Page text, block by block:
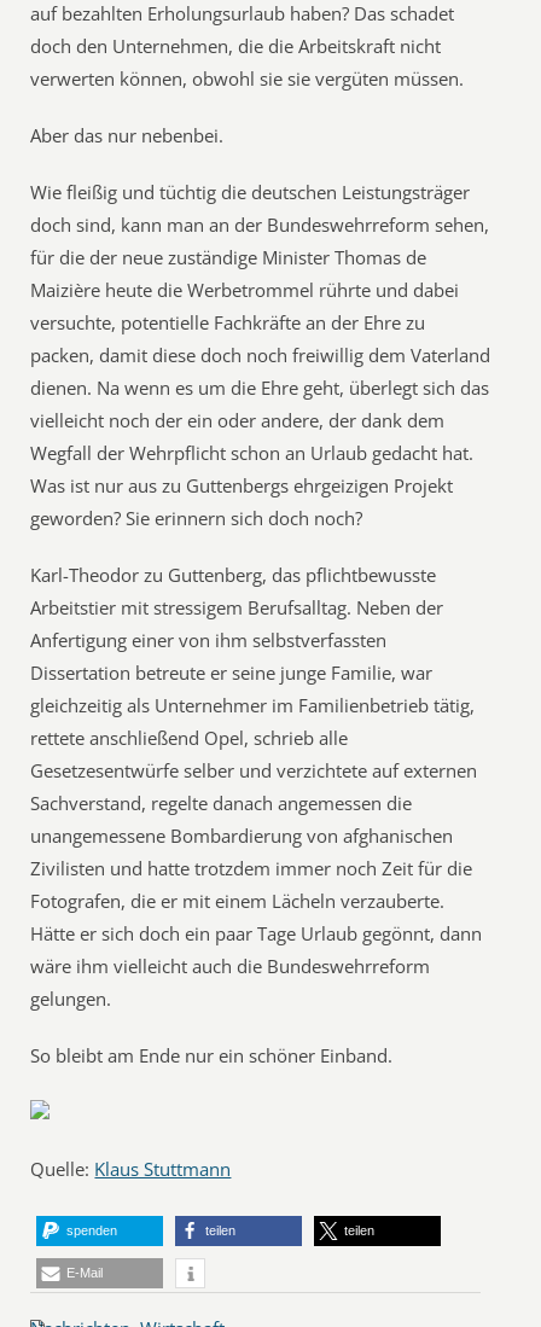
auf bezahlten Erholungsurlaub haben? Das schadet
doch den Unternehmen, die die Arbeitskraft nicht
verwerten können, obwohl sie sie vergüten müssen.
Aber das nur nebenbei.
Wie fleißig und tüchtig die deutschen Leistungsträger
doch sind, kann man an der Bundeswehrreform sehen,
für die der neue zuständige Minister Thomas de
Maizière heute die Werbetrommel rührte und dabei
versuchte, potentielle Fachkräfte an der Ehre zu
packen, damit diese doch noch freiwillig dem Vaterland
dienen. Na wenn es um die Ehre geht, überlegt sich das
vielleicht noch der ein oder andere, der dank dem
Wegfall der Wehrpflicht schon an Urlaub gedacht hat.
Was ist nur aus zu Guttenbergs ehrgeizigen Projekt
geworden? Sie erinnern sich doch noch?
Karl-Theodor zu Guttenberg, das pflichtbewusste
Arbeitstier mit stressigem Berufsalltag. Neben der
Anfertigung einer von ihm selbstverfassten
Dissertation betreute er seine junge Familie, war
gleichzeitig als Unternehmer im Familienbetrieb tätig,
rettete anschließend Opel, schrieb alle
Gesetzesentwürfe selber und verzichtete auf externen
Sachverstand, regelte danach angemessen die
unangemessene Bombardierung von afghanischen
Zivilisten und hatte trotzdem immer noch Zeit für die
Fotografen, die er mit einem Lächeln verzauberte.
Hätte er sich doch ein paar Tage Urlaub gegönnt, dann
wäre ihm vielleicht auch die Bundeswehrreform
gelungen.
So bleibt am Ende nur ein schöner Einband.
Quelle: Klaus Stuttmann
spenden teilen teilen
E-Mail